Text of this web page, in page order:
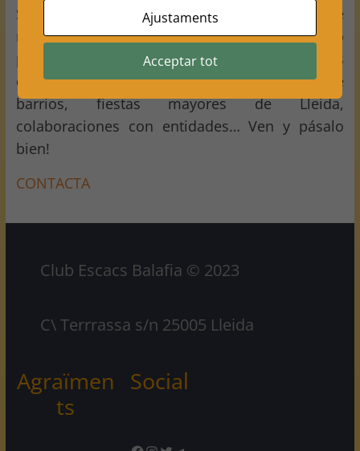
Seguramente si has escuchado hablar de
nosotros o si nos conoces un poco, ha sido
porque hacemos la mayoría de las actividades
que se realizan en la calle, fiestas mayores de
barrios, fiestas mayores de Lleida,
colaboraciones con entidades… Ven y pásalo
bien!
CONTACTA
Club Escacs Balafia © 2023
C\ Terrrassa s/n 25005 Lleida
Agraïmen
ts
Social
Ajustaments
Acceptar tot